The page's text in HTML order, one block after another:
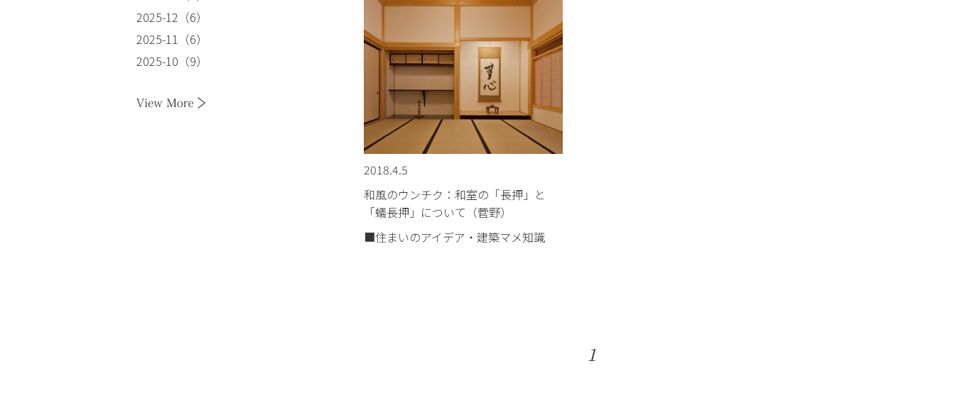
2018.4.5
和風のウンチク：和室の「長押」と
「蟻長押」について（菅野）
■住まいのアイデア・建築マメ知識
1
2025-12（6）
2025-11（6）
2025-10（9）